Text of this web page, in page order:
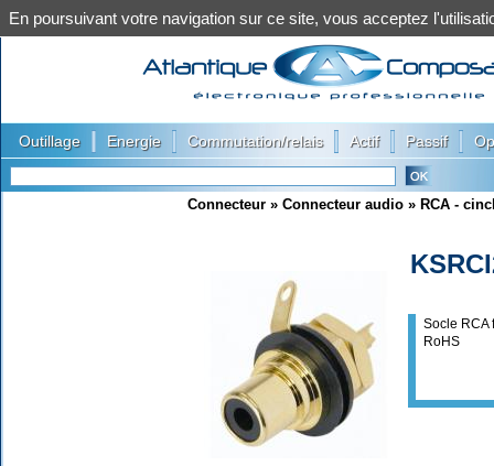
Outillage Energie Commutation/relais Actif Passif
Connecteur » Connecteur audio » RCA -
Socle RCA
RoHS
En poursuivant votre navigation sur ce site, vous acceptez